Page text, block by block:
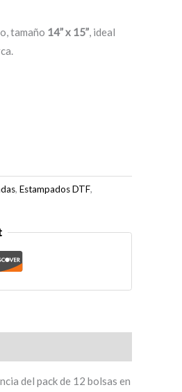
tamaño 14” x 15”, ideal
, Estampados DTF,
del pack de 12 bolsas en